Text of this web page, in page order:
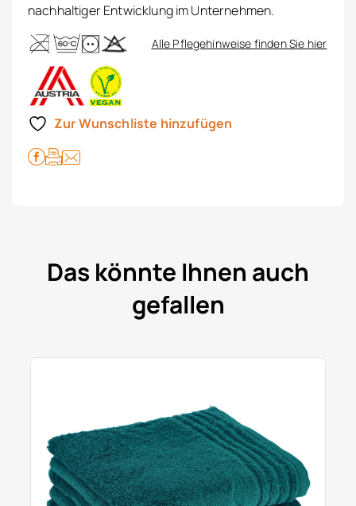
nachhaltiger Entwicklung im Unternehmen.
Alle Pflegehinweise finden Sie hier
Zur Wunschliste hinzufügen
Das könnte Ihnen auch
gefallen